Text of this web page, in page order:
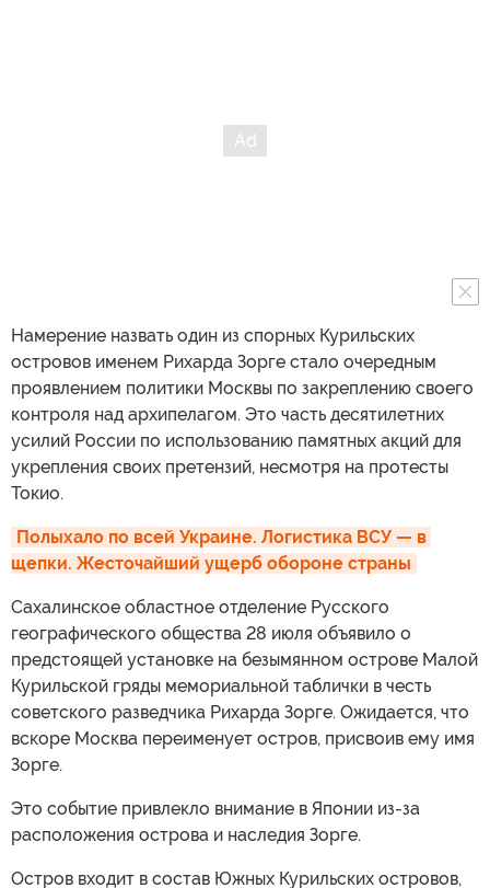
Намерение назвать один из спорных Курильских
островов именем Рихарда Зорге стало очередным
проявлением политики Москвы по закреплению своего
контроля над архипелагом. Это часть десятилетних
усилий России по использованию памятных акций для
укрепления своих претензий, несмотря на протесты
Токио.
Полыхало по всей Украине. Логистика ВСУ — в
щепки. Жесточайший ущерб обороне страны
Сахалинское областное отделение Русского
географического общества 28 июля объявило о
предстоящей установке на безымянном острове Малой
Курильской гряды мемориальной таблички в честь
советского разведчика Рихарда Зорге. Ожидается, что
вскоре Москва переименует остров, присвоив ему имя
Зорге.
Это событие привлекло внимание в Японии из-за
расположения острова и наследия Зорге.
Остров входит в состав Южных Курильских островов,